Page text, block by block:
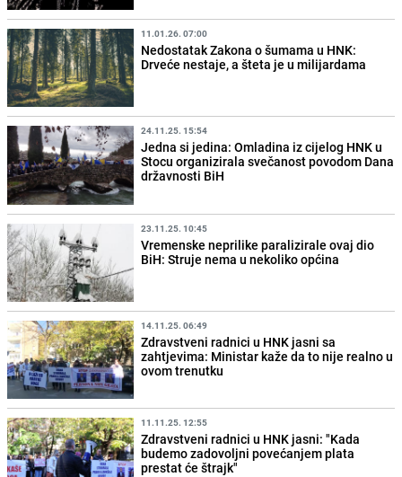
11.01.26. 07:00
Nedostatak Zakona o šumama u HNK:
Drveće nestaje, a šteta je u milijardama
24.11.25. 15:54
Jedna si jedina: Omladina iz cijelog HNK u
Stocu organizirala svečanost povodom Dana
državnosti BiH
23.11.25. 10:45
Vremenske neprilike paralizirale ovaj dio
BiH: Struje nema u nekoliko općina
14.11.25. 06:49
Zdravstveni radnici u HNK jasni sa
zahtjevima: Ministar kaže da to nije realno u
ovom trenutku
11.11.25. 12:55
Zdravstveni radnici u HNK jasni: "Kada
budemo zadovoljni povećanjem plata
prestat će štrajk"